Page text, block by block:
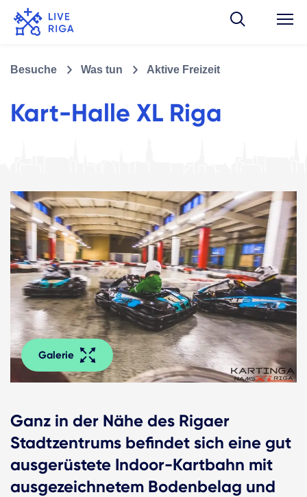
Besuche Was tun Aktive Freizeit
Kart-Halle XL Riga
Galerie
Ganz in der Nähe des Rigaer
Stadtzentrums befindet sich eine gut
ausgerüstete Indoor-Kartbahn mit
ausgezeichnetem Bodenbelag und